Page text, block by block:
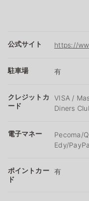
公式サイト https://
駐車場 有
クレジットカ
ード
VISA /
Diners
電子マネー
Pecoma/
Edy/
ポイントカー
ド
有